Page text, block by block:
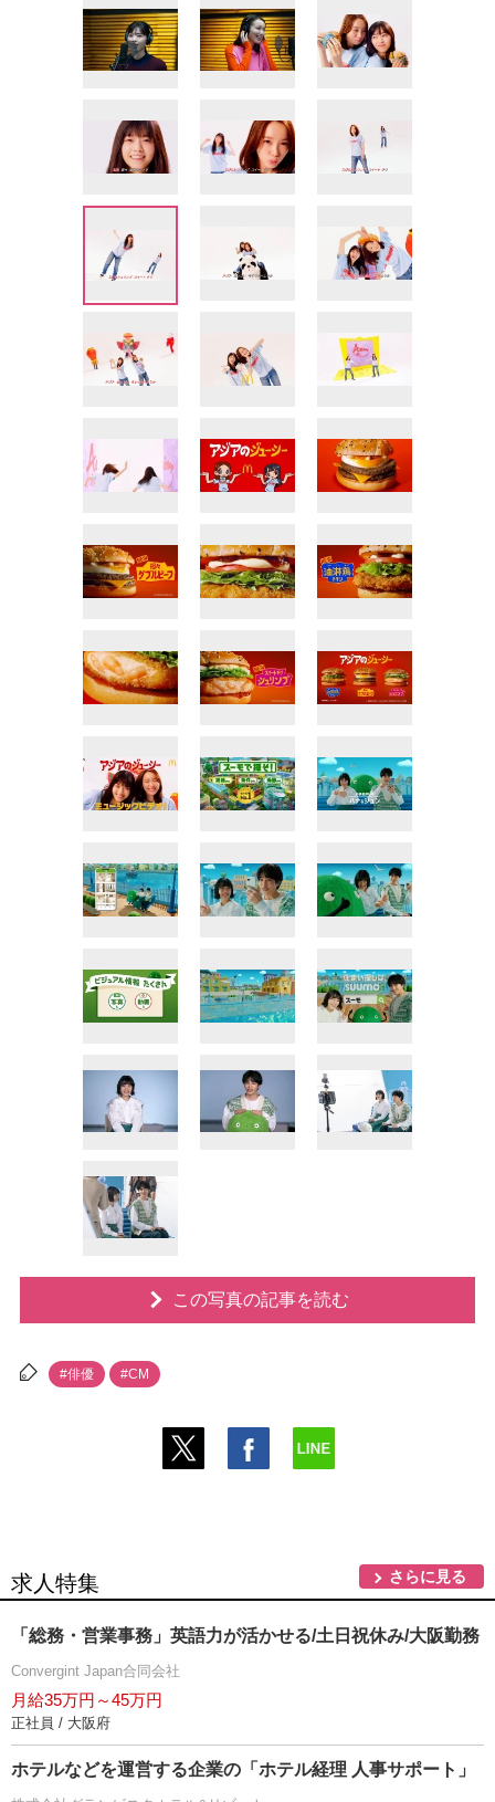
この写真の記事を読む
#俳優 #CM
求人特集 さらに見る
「総務・営業事務」英語力が活かせる/土日祝休み/大阪勤務
Convergint Japan合同会社
月給35万円～45万円
正社員 / 大阪府
ホテルなどを運営する企業の「ホテル経理 人事サポート」